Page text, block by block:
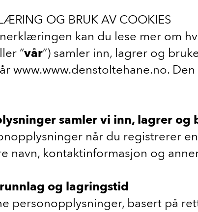
OG BRUK AV COOKIES
kan du lese mer om
“vår”) samler inn, lagrer og
www.www.denstoltehane.no.
samler vi inn, lagrer og
når du registrerer
navn, kontaktinformasjon og
og lagringstid
personopplysninger, basert på